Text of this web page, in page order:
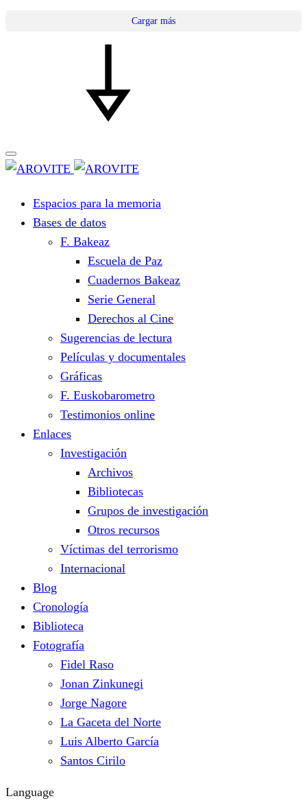
Cargar más
Espacios para la memoria
Bases de datos
F. Bakeaz
Escuela de Paz
Cuadernos Bakeaz
Serie General
Derechos al Cine
Sugerencias de lectura
Películas y documentales
Gráficas
F. Euskobarometro
Testimonios online
Enlaces
Investigación
Archivos
Bibliotecas
Grupos de investigación
Otros recursos
Víctimas del terrorismo
Internacional
Blog
Cronología
Biblioteca
Fotografía
Fidel Raso
Jonan Zinkunegi
Jorge Nagore
La Gaceta del Norte
Luis Alberto García
Santos Cirilo
Language